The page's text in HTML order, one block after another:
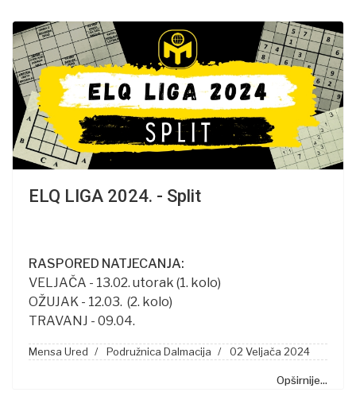
ELQ LIGA 2024. - Split
RASPORED NATJECANJA:
VELJAČA - 13.02. utorak (1. kolo)
OŽUJAK - 12.03. (2. kolo)
TRAVANJ - 09.04.
Mensa Ured Podružnica Dalmacija 02 Veljača 2024
Opširnije...